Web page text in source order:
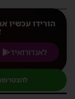
הורידו עכשיו
לאנדורואיד